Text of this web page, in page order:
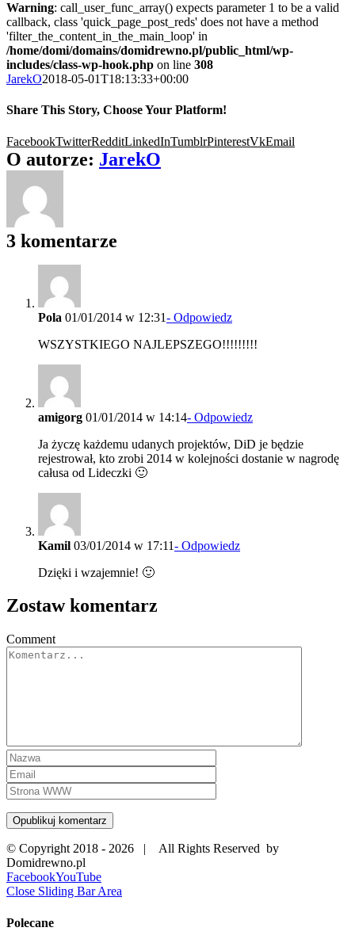
Warning: call_user_func_array() expects parameter 1 to be a valid
callback, class 'quick_page_post_reds' does not have a method
'filter_the_content_in_the_main_loop' in
/home/domi/domains/domidrewno.pl/public_html/wp-
includes/class-wp-hook.php on line 308
JarekO2018-05-01T18:13:33+00:00
Share This Story, Choose Your Platform!
FacebookTwitterRedditLinkedInTumblrPinterestVkEmail
O autorze: JarekO
3 komentarze
Pola 01/01/2014 w 12:31- Odpowiedz
WSZYSTKIEGO NAJLEPSZEGO!!!!!!!!!
amigorg 01/01/2014 w 14:14- Odpowiedz
Ja życzę każdemu udanych projektów, DiD je będzie
rejestrował, kto zrobi 2014 w kolejności dostanie w nagrodę
całusa od Lideczki 🙂
Kamil 03/01/2014 w 17:11- Odpowiedz
Dzięki i wzajemnie! 🙂
Zostaw komentarz
Comment
© Copyright 2018 - 2026 | All Rights Reserved by
Domidrewno.pl
FacebookYouTube
Close Sliding Bar Area
Polecane